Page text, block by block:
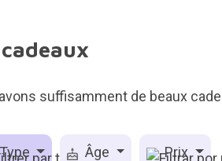
suffisamment de beaux
Âge Prix